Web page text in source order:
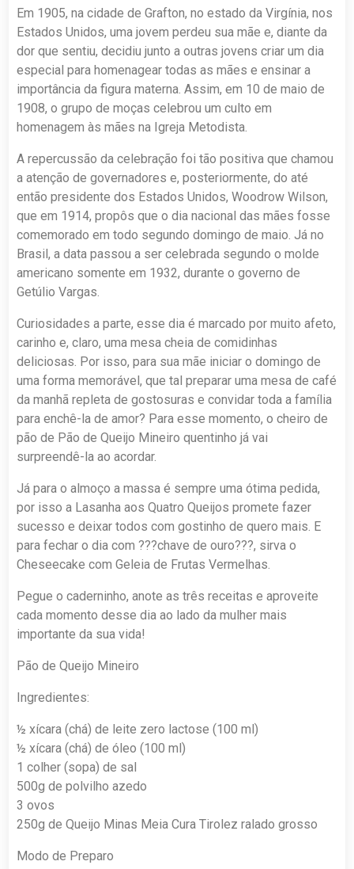
Em 1905, na cidade de Grafton, no estado da Virgínia, nos
Estados Unidos, uma jovem perdeu sua mãe e, diante da
dor que sentiu, decidiu junto a outras jovens criar um dia
especial para homenagear todas as mães e ensinar a
importância da figura materna. Assim, em 10 de maio de
1908, o grupo de moças celebrou um culto em
homenagem às mães na Igreja Metodista.
A repercussão da celebração foi tão positiva que chamou
a atenção de governadores e, posteriormente, do até
então presidente dos Estados Unidos, Woodrow Wilson,
que em 1914, propôs que o dia nacional das mães fosse
comemorado em todo segundo domingo de maio. Já no
Brasil, a data passou a ser celebrada segundo o molde
americano somente em 1932, durante o governo de
Getúlio Vargas.
Curiosidades a parte, esse dia é marcado por muito afeto,
carinho e, claro, uma mesa cheia de comidinhas
deliciosas. Por isso, para sua mãe iniciar o domingo de
uma forma memorável, que tal preparar uma mesa de café
da manhã repleta de gostosuras e convidar toda a família
para enchê-la de amor? Para esse momento, o cheiro de
pão de Pão de Queijo Mineiro quentinho já vai
surpreendê-la ao acordar.
Já para o almoço a massa é sempre uma ótima pedida,
por isso a Lasanha aos Quatro Queijos promete fazer
sucesso e deixar todos com gostinho de quero mais. E
para fechar o dia com ???chave de ouro???, sirva o
Cheseecake com Geleia de Frutas Vermelhas.
Pegue o caderninho, anote as três receitas e aproveite
cada momento desse dia ao lado da mulher mais
importante da sua vida!
Pão de Queijo Mineiro
Ingredientes:
½ xícara (chá) de leite zero lactose (100 ml)
½ xícara (chá) de óleo (100 ml)
1 colher (sopa) de sal
500g de polvilho azedo
3 ovos
250g de Queijo Minas Meia Cura Tirolez ralado grosso
Modo de Preparo